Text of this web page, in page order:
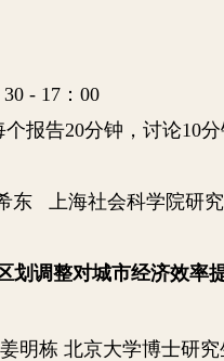
30 - 17 ： 00
个报告20分钟，讨论10
东 上海社会科学院研
划调整对城市经济效率
明栋 北京大学博士研究